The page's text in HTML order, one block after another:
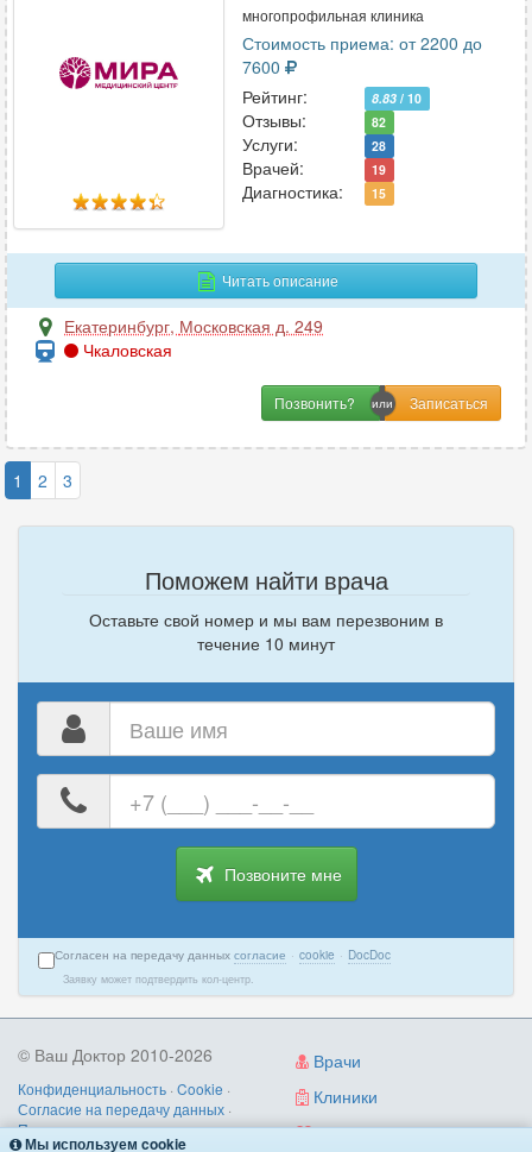
многопрофильная клиника
Стоимость приема: от 2200 до
7600
Рейтинг:
8.83 / 10
Отзывы: 82
Услуги: 28
Врачей: 19
Диагностика: 15
Читать описание
Екатеринбург, Московская д. 249
Чкаловская
Позвонить?
1 2 3
Поможем найти врача
Оставьте свой номер и мы вам перезвоним в
течение 10 минут
номер
телефона
Позвоните мне
Согласен на передачу данных согласие · cookie · DocDoc
Заявку может подтвердить кол-центр.
Врачи
Клиники
Диагностика
© Ваш Доктор 2010-2026
Конфиденциальность · Cookie ·
Согласие на передачу данных ·
Пользовательское соглашение·
Мы используем cookie